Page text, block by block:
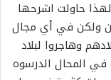
حاولت اشرحها
ولكن في أي مجال
وهاجروا لبلاد
في المحال الدرسوه